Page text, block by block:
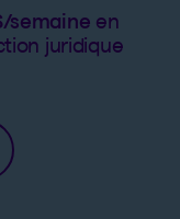
semaine en
juridique